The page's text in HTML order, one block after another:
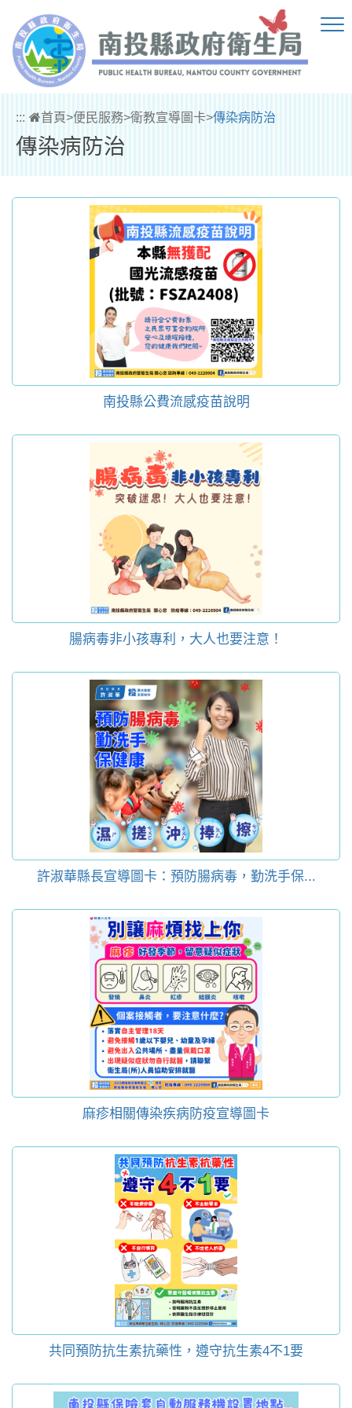
::: 首頁>便民服務>衛教宣導圖卡>傳染病防治
傳染病防治
南投縣公費流感疫苗說明
腸病毒非小孩專利，大人也要注意！
許淑華縣長宣導圖卡：預防腸病毒，勤洗手保...
麻疹相關傳染疾病防疫宣導圖卡
共同預防抗生素抗藥性，遵守抗生素4不1要